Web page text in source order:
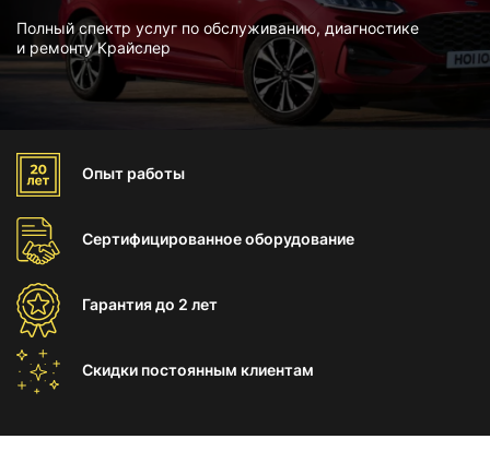
Полный спектр услуг по обслуживанию, диагностике
и ремонту Крайслер
Опыт работы
Сертифицированноеоборудование
Гарантиядо 2 лет
Скидки постоянным клиентам